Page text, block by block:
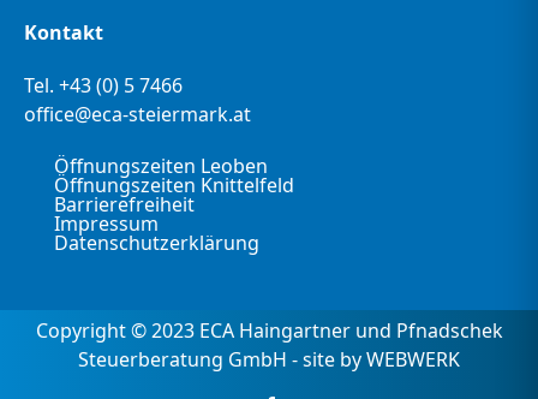
Kontakt
Tel. +43 (0) 5 7466
office@eca-steiermark.at
Öffnungszeiten Leoben
Öffnungszeiten Knittelfeld
Barrierefreiheit
Impressum
Datenschutzerklärung
Copyright © 2023 ECA Haingartner und Pfnadschek
Steuerberatung GmbH - site byWEBWERK